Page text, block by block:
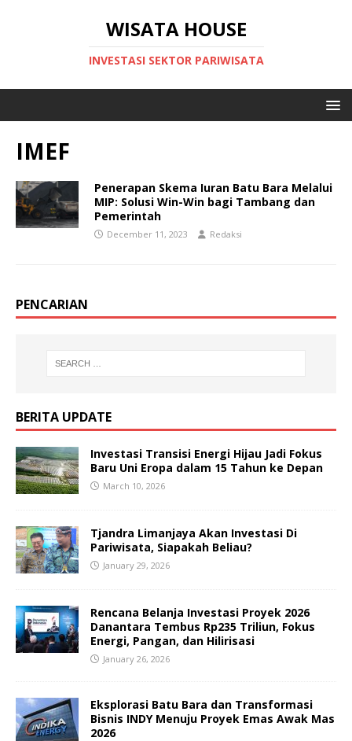
WISATA HOUSE
INVESTASI SEKTOR PARIWISATA
IMEF
Penerapan Skema Iuran Batu Bara Melalui
MIP: Solusi Win-Win bagi Tambang dan
Pemerintah
December 11, 2023 Redaksi
PENCARIAN
BERITA UPDATE
Investasi Transisi Energi Hijau Jadi Fokus
Baru Uni Eropa dalam 15 Tahun ke Depan
March 10, 2026
Tjandra Limanjaya Akan Investasi Di
Pariwisata, Siapakah Beliau?
January 29, 2026
Rencana Belanja Investasi Proyek 2026
Danantara Tembus Rp235 Triliun, Fokus
Energi, Pangan, dan Hilirisasi
January 26, 2026
Eksplorasi Batu Bara dan Transformasi
Bisnis INDY Menuju Proyek Emas Awak Mas
2026